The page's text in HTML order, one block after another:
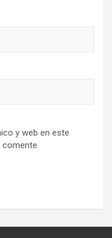
y web en este
comente.